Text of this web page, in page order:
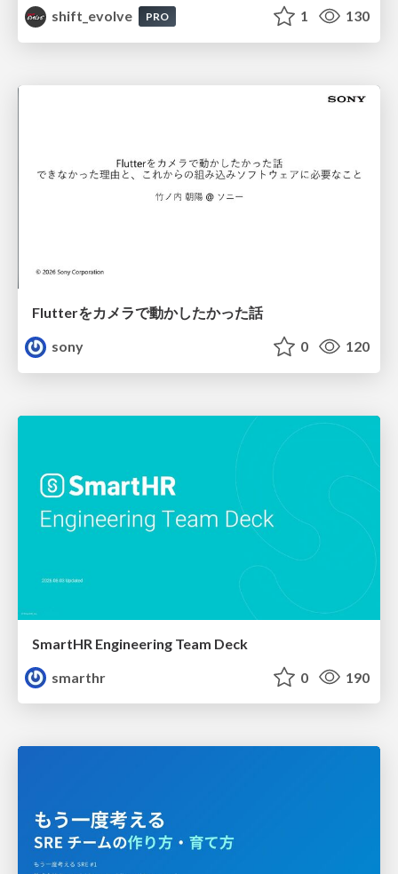
shift_evolve PRO 1 130
Flutterをカメラで動かしたかった話
sony
0 120
SmartHR Engineering Team Deck
smarthr
0 190